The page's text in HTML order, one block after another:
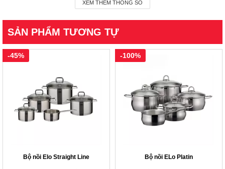
XEM THÊM THÔNG SỐ
SẢN PHẨM TƯƠNG TỰ
Bộ nồi Elo Straight Line
-45%
Bộ nồi ELo Platin
-100%